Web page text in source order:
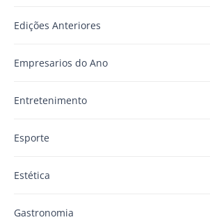
Edições Anteriores
Empresarios do Ano
Entretenimento
Esporte
Estética
Gastronomia